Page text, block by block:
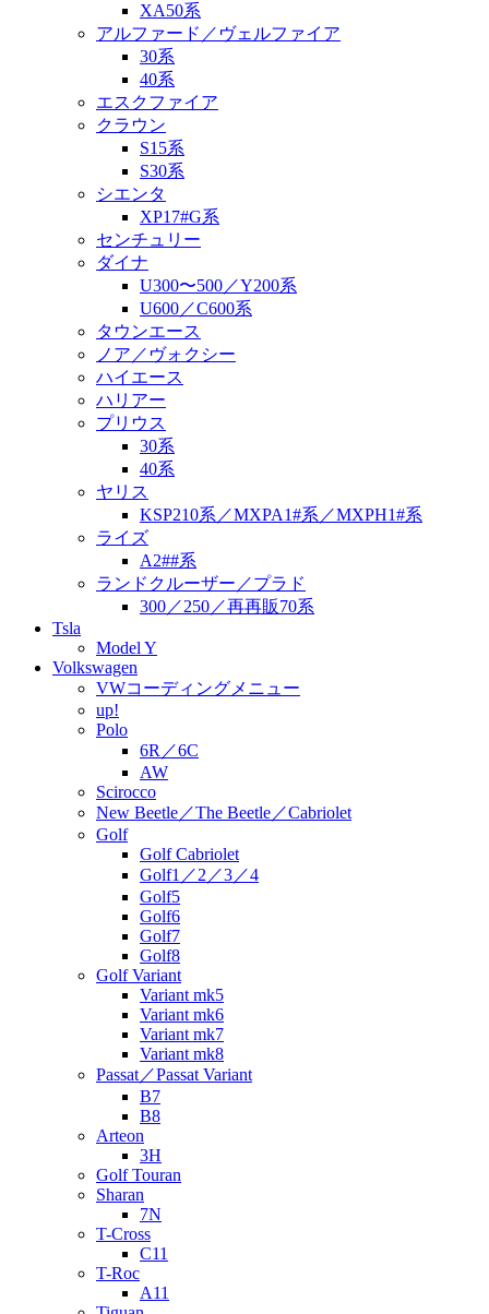
XA50系
アルファード／ヴェルファイア
30系
40系
エスクファイア
クラウン
S15系
S30系
シエンタ
XP17#G系
センチュリー
ダイナ
U300〜500／Y200系
U600／C600系
タウンエース
ノア／ヴォクシー
ハイエース
ハリアー
プリウス
30系
40系
ヤリス
KSP210系／MXPA1#系／MXPH1#系
ライズ
A2##系
ランドクルーザー／プラド
300／250／再再販70系
Tsla
Model Y
Volkswagen
VWコーディングメニュー
up!
Polo
6R／6C
AW
Scirocco
New Beetle／The Beetle／Cabriolet
Golf
Golf Cabriolet
Golf1／2／3／4
Golf5
Golf6
Golf7
Golf8
Golf Variant
Variant mk5
Variant mk6
Variant mk7
Variant mk8
Passat／Passat Variant
B7
B8
Arteon
3H
Golf Touran
Sharan
7N
T-Cross
C11
T-Roc
A11